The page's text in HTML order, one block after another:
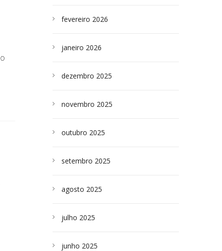
fevereiro 2026
janeiro 2026
dezembro 2025
novembro 2025
outubro 2025
setembro 2025
agosto 2025
julho 2025
junho 2025